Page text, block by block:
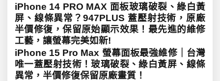
iPhone 14 PRO MAX 面板玻璃破裂、綠白黃
屏、線條異常？947PLUS 蓋壓射技術，原廠
半價修復，保留原始顯示效果！最先進的維修
工藝，讓螢幕完美如新!
iPhone 15 Pro Max 螢幕面板最強維修｜台灣
唯一蓋壓射技術！玻璃破裂、綠白黃屏、線條
異常，半價修復保留原廠畫質！